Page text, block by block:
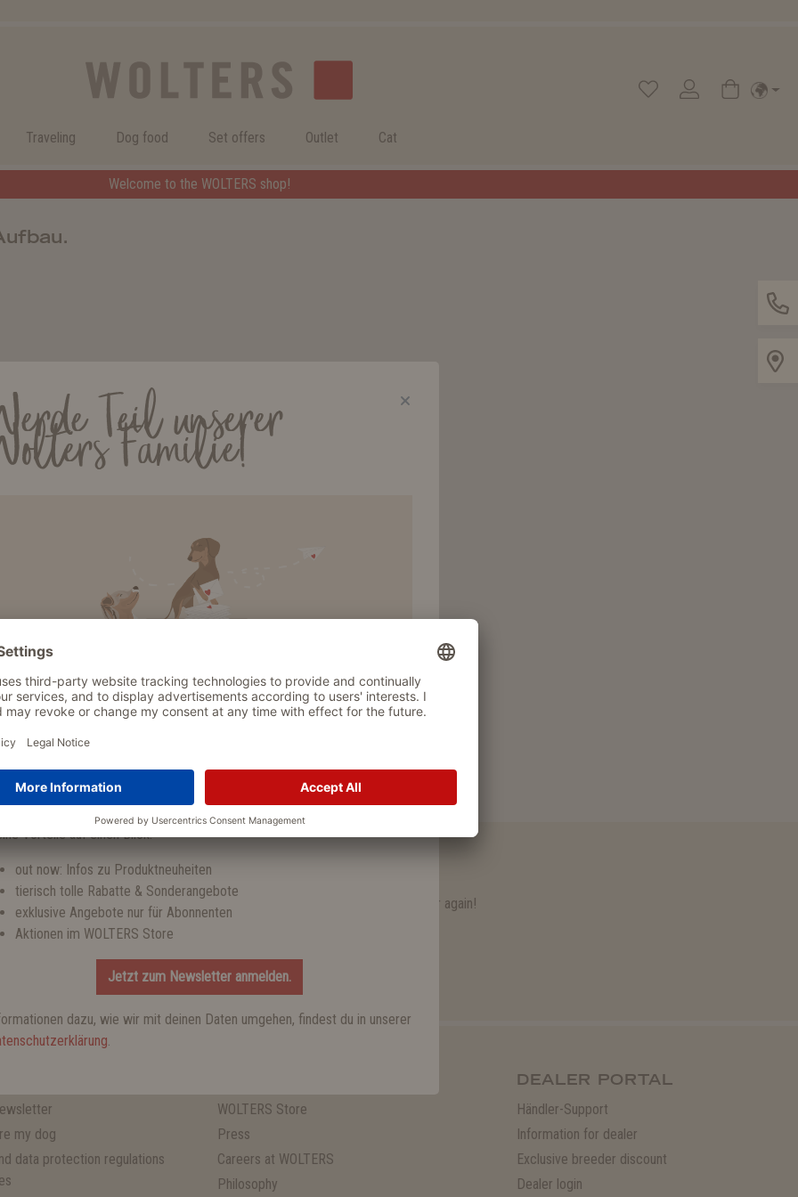
Traveling Dog food Set offers Outlet Cat
Welcome to the WOLTERS shop!
NEWSLETTER
With the WOLTERS newsletter you will never miss an offer again!
my dog
data protection regulations
WOLTERS Store
Press
Careers at WOLTERS
Philosophy
DEALER PORTAL
Händler-Support
Information for dealer
Exclusive breeder discount
Dealer login
Teil unserer
Familie!
zum WOLTERS Newsletter anmelden und einen 10 % Gutschein
Vorteile auf einen Blick:
out now: Infos zu Produktneuheiten
tierisch tolle Rabatte & Sonderangebote
exklusive Angebote nur für Abonnenten
Aktionen im WOLTERS Store
Jetzt zum Newsletter anmelden.
dazu, wie wir mit deinen Daten umgehen, findest du in unserer
.